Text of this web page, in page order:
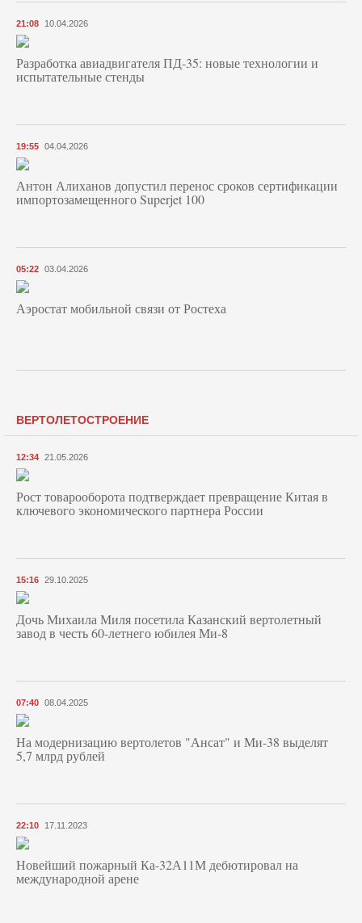
21:08 10.04.2026
Разработка авиадвигателя ПД-35: новые технологии и
испытательные стенды
19:55 04.04.2026
Антон Алиханов допустил перенос сроков сертификации
импортозамещенного Superjet 100
05:22 03.04.2026
Аэростат мобильной связи от Ростеха
ВЕРТОЛЕТОСТРОЕНИЕ
12:34 21.05.2026
Рост товарооборота подтверждает превращение Китая в
ключевого экономического партнера России
15:16 29.10.2025
Дочь Михаила Миля посетила Казанский вертолетный
завод в честь 60-летнего юбилея Ми-8
07:40 08.04.2025
На модернизацию вертолетов "Ансат" и Ми-38 выделят
5,7 млрд рублей
22:10 17.11.2023
Новейший пожарный Ка-32А11М дебютировал на
международной арене